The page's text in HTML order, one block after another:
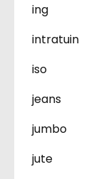
ing
intratuin
iso
jeans
jumbo
jute